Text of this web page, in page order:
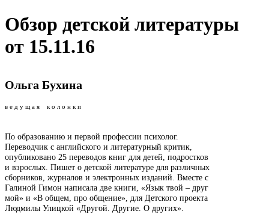
Обзор детской литературы
от 15.11.16
Ольга Бухина
в е д у щ а я к о л о н к и
По образованию и первой профессии психолог.
Переводчик с английского и литературный критик,
опубликовано 25 переводов книг для детей, подростков
и взрослых. Пишет о детской литературе для различных
сборников, журналов и электронных изданий. Вместе с
Галиной Гимон написала две книги, «Язык твой – друг
мой» и «В общем, про общение», для Детского проекта
Людмилы Улицкой «Другой. Другие. О других».